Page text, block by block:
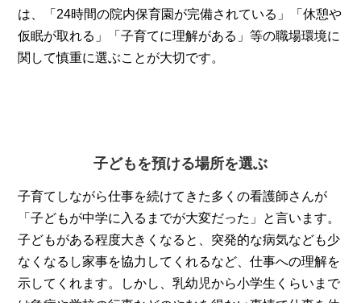
は、「24時間の院内保育園が完備されている」「休憩や
仮眠が取れる」「子育てに理解がある」等の職場環境に
関して慎重に選ぶことが大切です。
子どもを預ける場所を選ぶ
子育てしながら仕事を続けてきた多くの看護師さんが
「子どもが中学に入るまでが大変だった」と言います。
子どもがある程度大きくなると、突発的な病気なども少
なくなるし家事を協力してくれるなど、仕事への理解を
示してくれます。しかし、乳幼児から小学生くらいまで